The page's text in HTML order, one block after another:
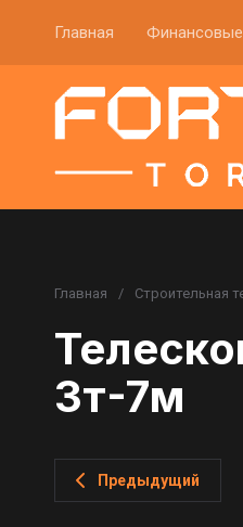
Главная
Главная / Строительная
3т-7м
Предыдущий